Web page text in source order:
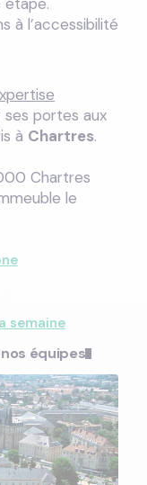
à l’accessibilité
ses portes aux
à Chartres.
Chartres
le
semaine
équipes